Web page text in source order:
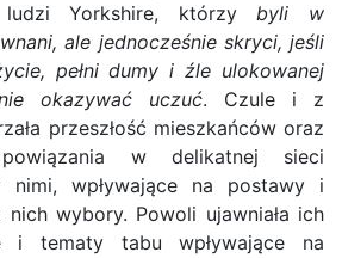
ludzi Yorkshire, którzybyli w
ale jednocześnie skryci, jeśli
pełni dumy i źle ulokowanej
okazywać uczuć. Czule i z
przeszłość mieszkańców oraz
w delikatnej sieci
nimi, wpływające na postawy i
wybory. Powoli ujawniała ich
i tematy tabu wpływające na